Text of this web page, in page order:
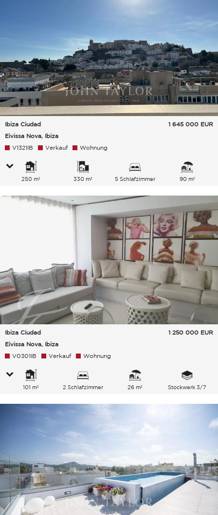
Ibiza Ciudad
Eivissa Nova, Ibiza
1 645 000 EUR
V1321IB Verkauf Wohnung
250 m² 330 m² 5 Schlafzimmer 90 m²
Ibiza Ciudad
Eivissa Nova, Ibiza
1 250 000 EUR
V0301IB Verkauf Wohnung
101 m² 2 Schlafzimmer 26 m² Stockwerk 3/7